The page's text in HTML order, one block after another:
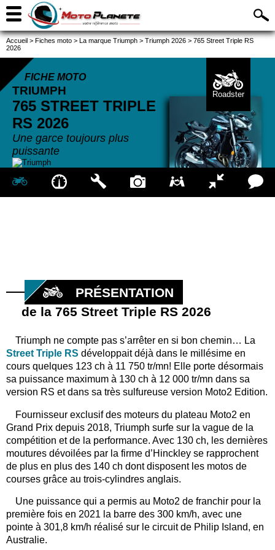
Accueil > Fiches moto > La marque Triumph > Triumph 2026 > 765 Street Triple RS
2026
FICHE MOTO
TRIUMPH
765 STREET TRIPLE
RS 2026
Une garce toujours plus
puissante
Roadster
PRÉSENTATION
de la 765 Street Triple RS 2026
Triumph ne compte pas s’arrêter en si bon chemin… La
Street Triple RS développait déjà dans le millésime en
cours quelques 123 ch à 11 750 tr/mn! Elle porte désormais
sa puissance maximum à 130 ch à 12 000 tr/mn dans sa
version RS et dans sa très sulfureuse version Moto2 Edition.
Fournisseur exclusif des moteurs du plateau Moto2 en
Grand Prix depuis 2018, Triumph surfe sur la vague de la
compétition et de la performance. Avec 130 ch, les dernières
moutures dévoilées par la firme d’Hinckley se rapprochent
de plus en plus des 140 ch dont disposent les motos de
courses grâce au trois-cylindres anglais.
Une puissance qui a permis au Moto2 de franchir pour la
première fois en 2021 la barre des 300 km/h, avec une
pointe à 301,8 km/h réalisé sur le circuit de Philip Island, en
Australie.